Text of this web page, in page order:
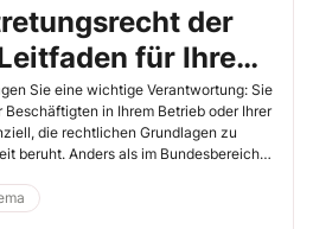
der
für Ihre
Sie eine wichtige Verantwortung: Sie
in Ihrem Betrieb oder Ihrer
die rechtlichen Grundlagen zu
beruht. Anders als im Bundesbereich
(LPVG). Jedes Bundesland hat
stark voneinander unterscheiden.